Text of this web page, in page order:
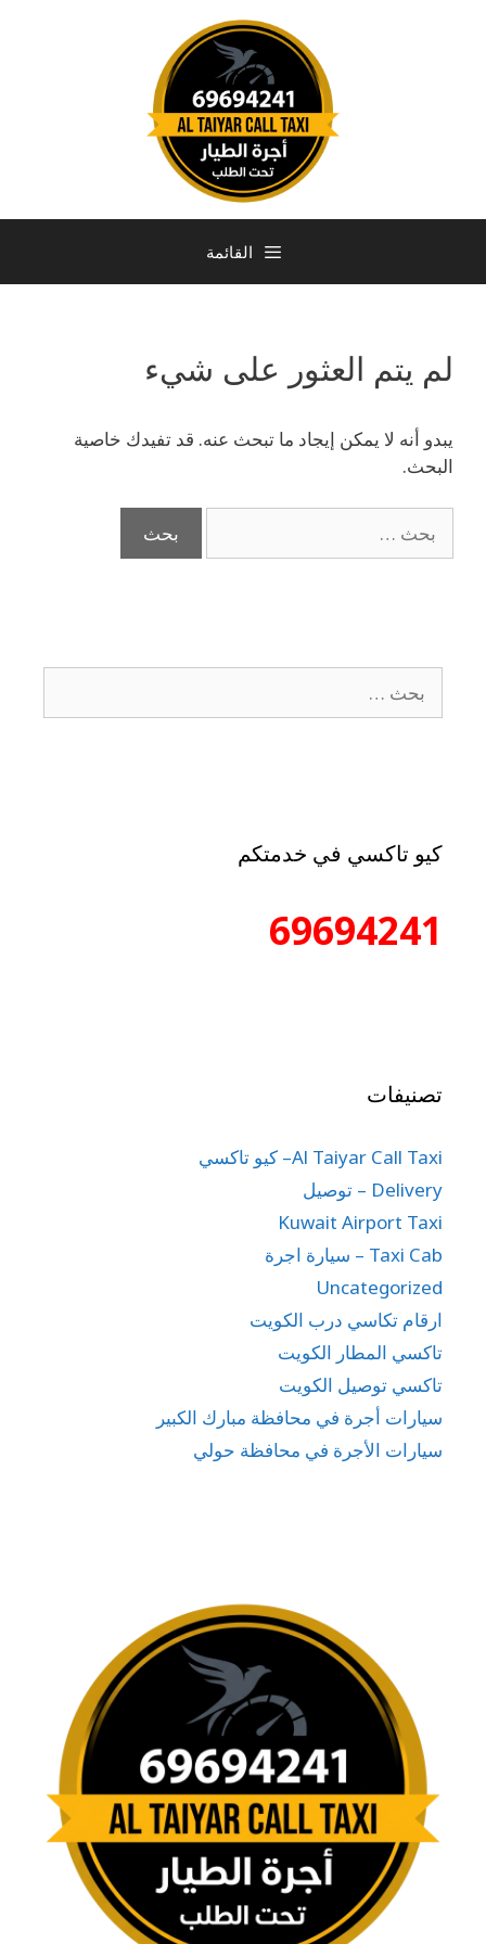
القائمة
لم يتم العثور على شيء
يبدو أنه لا يمكن إيجاد ما تبحث عنه. قد تفيدك خاصية
البحث.
كيو تاكسي في خدمتكم
69694241
تصنيفات
Al Taiyar Call Taxi– كيو تاكسي
Delivery – توصيل
Kuwait Airport Taxi
Taxi Cab – سيارة اجرة
Uncategorized
ارقام تكاسي درب الكويت
تاكسي المطار الكويت
تاكسي توصيل الكويت
سيارات أجرة في محافظة مبارك الكبير
سيارات الأجرة في محافظة حولي